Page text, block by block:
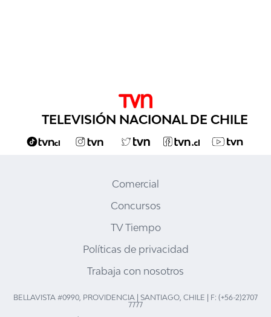
TELEVISIÓN NACIONAL DE CHILE
Comercial
Concursos
TV Tiempo
Políticas de privacidad
Trabaja con nosotros
BELLAVISTA #0990, PROVIDENCIA | SANTIAGO, CHILE | F: (+56-2)2707
7777